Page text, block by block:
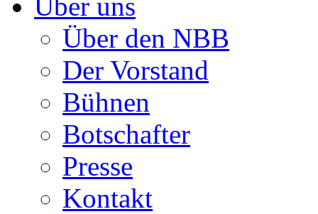
Über den NBB
Der Vorstand
Bühnen
Botschafter
Presse
Kontakt